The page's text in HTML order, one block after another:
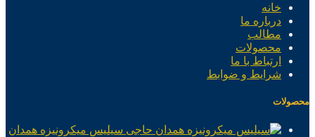
خانه
درباره ما
مطالب
محصولات
ارتباط با ما
شرایط و ضوابط
محصولات
سیلیس میکرونیزه همدان